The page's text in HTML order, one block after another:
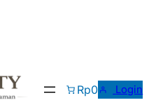
Rp0 Login